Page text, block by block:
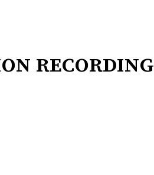
recording